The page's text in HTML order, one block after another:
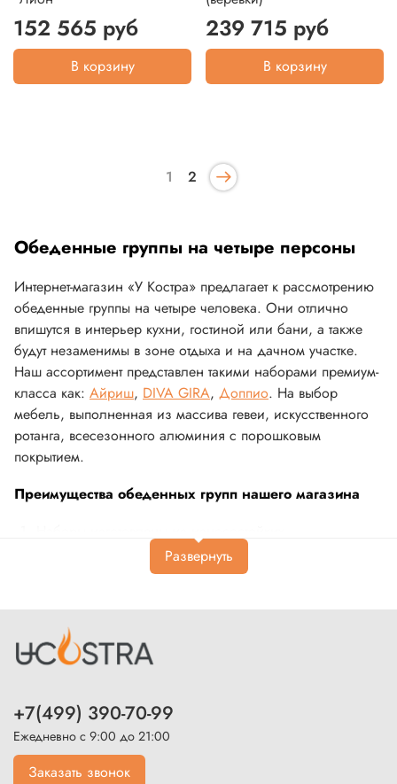
152 565 руб
В корзину
239 715 руб
В корзину
1 2
Обеденные группы на четыре персоны
Интернет-магазин «У Костра» предлагает к рассмотрению
обеденные группы на четыре человека. Они отлично
впишутся в интерьер кухни, гостиной или бани, а также
будут незаменимы в зоне отдыха и на дачном участке.
Наш ассортимент представлен такими наборами премиум-
класса как: Айриш, DIVA GIRA, Доппио. На выбор
мебель, выполненная из массива гевеи, искусственного
ротанга, всесезонного алюминия с порошковым
покрытием.
Преимущества обеденных групп нашего магазина
неприхотливых в уходе природных и искусственных
Комплект обеденной мебели стол 4 стула имеет
оптимальную высоту и ширину, чтобы быть
Большой ассортимент цветов, дизайнов и материалов
позволит выбрать подходящий под интерьер или
экстерьер стол и стулья (4 шт.) по оптимальной цене.
+7(499) 390-70-99
Ежедневно с 9:00 до 21:00
Заказать звонок